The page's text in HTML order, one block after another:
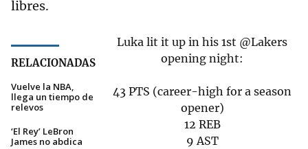
libres.
RELACIONADAS
Vuelve la NBA,
llega un tiempo de
relevos
‘El Rey’ LeBron
James no abdica
Luka lit it up in his 1st @Lakers
opening night:
43 PTS (career-high for a season
opener)
12 REB
9 AST